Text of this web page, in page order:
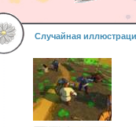
Случайная